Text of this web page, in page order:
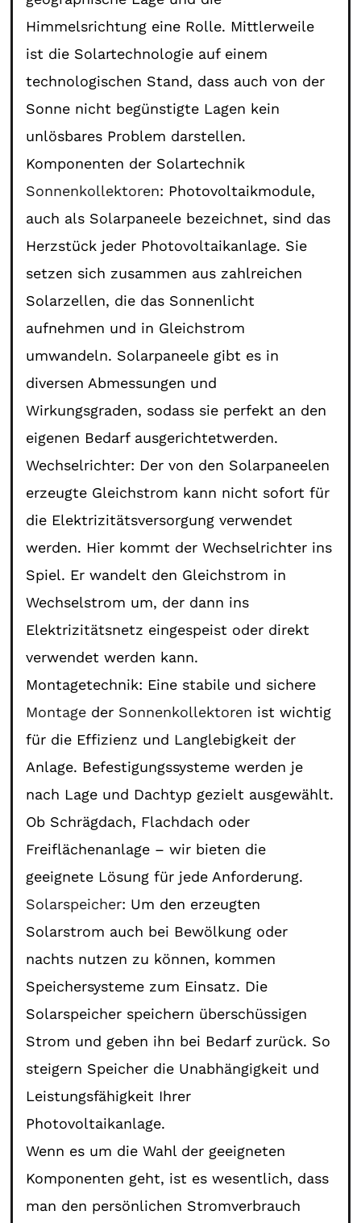
Himmelsrichtung eine Rolle. Mittlerweile
ist die Solartechnologie auf einem
technologischen Stand, dass auch von der
Sonne nicht begünstigte Lagen kein
unlösbares Problem darstellen.
Komponenten der Solartechnik
Sonnenkollektoren: Photovoltaikmodule,
auch als Solarpaneele bezeichnet, sind das
Herzstück jeder Photovoltaikanlage. Sie
setzen sich zusammen aus zahlreichen
Solarzellen, die das Sonnenlicht
aufnehmen und in Gleichstrom
umwandeln. Solarpaneele gibt es in
diversen Abmessungen und
Wirkungsgraden, sodass sie perfekt an den
eigenen Bedarf ausgerichtetwerden.
Wechselrichter: Der von den Solarpaneelen
erzeugte Gleichstrom kann nicht sofort für
die Elektrizitätsversorgung verwendet
werden. Hier kommt der Wechselrichter ins
Spiel. Er wandelt den Gleichstrom in
Wechselstrom um, der dann ins
Elektrizitätsnetz eingespeist oder direkt
verwendet werden kann.
Montagetechnik: Eine stabile und sichere
Montage der Sonnenkollektoren ist wichtig
für die Effizienz und Langlebigkeit der
Anlage. Befestigungssysteme werden je
nach Lage und Dachtyp gezielt ausgewählt.
Ob Schrägdach, Flachdach oder
Freiflächenanlage – wir bieten die
geeignete Lösung für jede Anforderung.
Solarspeicher: Um den erzeugten
Solarstrom auch bei Bewölkung oder
nachts nutzen zu können, kommen
Speichersysteme zum Einsatz. Die
Solarspeicher speichern überschüssigen
Strom und geben ihn bei Bedarf zurück. So
steigern Speicher die Unabhängigkeit und
Leistungsfähigkeit Ihrer
Photovoltaikanlage.
Wenn es um die Wahl der geeigneten
Komponenten geht, ist es wesentlich, dass
man den persönlichen Stromverbrauch